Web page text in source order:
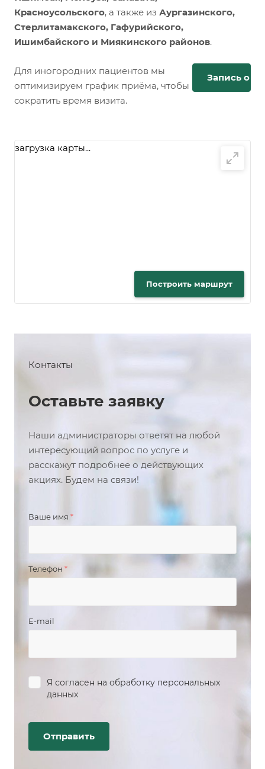
Красноусольского, а также из Аургазинского,
Стерлитамакского, Гафурийского,
Ишимбайского и Миякинского районов.
Для иногородних пациентов мы
оптимизируем график приёма, чтобы
сократить время визита.
Запись
загрузка карты...
Построить маршрут
Контакты
Оставьте заявку
Наши администраторы ответят на любой
интересующий вопрос по услуге и
расскажут подробнее о действующих
акциях. Будем на связи!
Ваше имя *
Телефон *
E-mail
Я согласен на обработку персональных
данных